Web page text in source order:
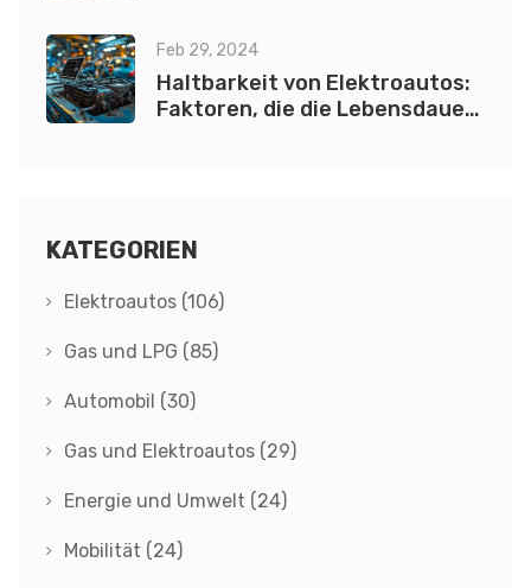
Feb 29, 2024
Haltbarkeit von Elektroautos:
Faktoren, die die Lebensdauer
KATEGORIEN
Elektroautos (106)
Gas und LPG (85)
Automobil (30)
Gas und Elektroautos (29)
Energie und Umwelt (24)
Mobilität (24)